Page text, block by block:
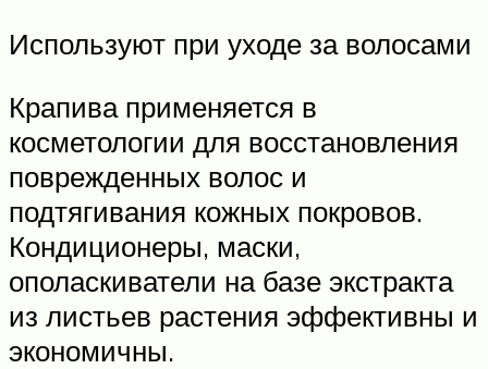
Используют при уходе за волосами
Крапива применяется в
косметологии для восстановления
поврежденных волос и
подтягивания кожных покровов.
Кондиционеры, маски,
ополаскиватели на базе экстракта
из листьев растения эффективны и
экономичны.